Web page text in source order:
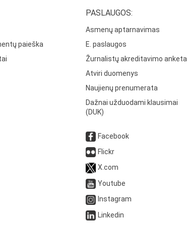
paieška
PASLAUGOS:
Asmenų aptarnavimas
E. paslaugos
Žurnalistų akreditavimo anketa
Atviri duomenys
Naujienų prenumerata
Dažnai užduodami klausimai
(DUK)
Facebook
Flickr
X.com
Youtube
Instagram
Linkedin